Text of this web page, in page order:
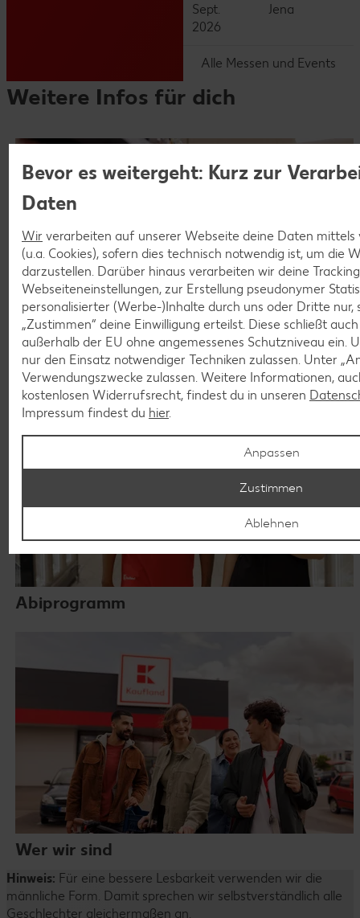
Sept.
2026
Jena
Alle Messen und Events
Weitere Infos für dich
Ausbildung
Abiprogramm
Wer wir sind
Hinweis: Für eine bessere Lesbarkeit verwenden wir die
männliche Form. Damit sprechen wir selbstverständlich alle
Geschlechter gleichermaßen an.
Bevor es weitergeht: Kurz zur
Daten
Wir verarbeiten auf unserer Webseite deine Daten mittels
(u.a. Cookies), sofern dies technisch notwendig ist, um die
darzustellen. Darüber hinaus verarbeiten wir deine
Webseiteneinstellungen, zur Erstellung pseudonymer
personalisierter (Werbe-)Inhalte durch uns oder Dritte nur,
„Zustimmen“ deine Einwilligung erteilst. Diese schließt
außerhalb der EU ohne angemessenes Schutzniveau ein.
nur den Einsatz notwendiger Techniken zulassen. Unter
Verwendungszwecke zulassen. Weitere Informationen,
kostenlosen Widerrufsrecht, findest du in unseren
Impressum findest du hier.
Anpassen
Ablehnen
Zustimmen